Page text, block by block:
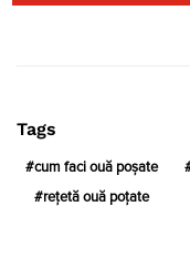
Tags
cum faci ouă poșate
rețetă ouă poțate